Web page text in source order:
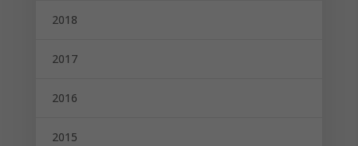
2018
2017
2016
2015